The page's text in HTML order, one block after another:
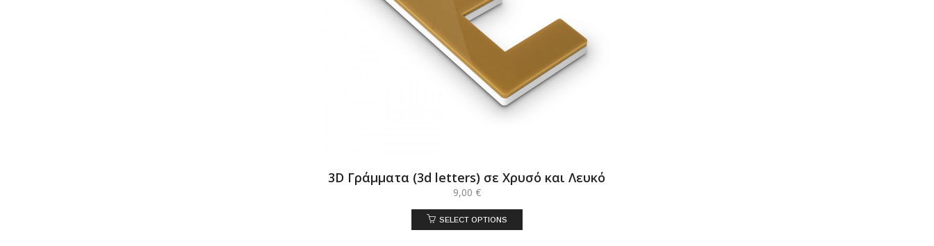
3D Γράμματα (3d letters) σε Χρυσό και Λευκό
9,00 €
SELECT OPTIONS